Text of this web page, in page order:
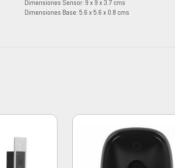
Dimensiones Sensor: 9 x 9 x 3.7 cms
Dimensiones Base: 5.6 x 5.6 x 0.8 cms